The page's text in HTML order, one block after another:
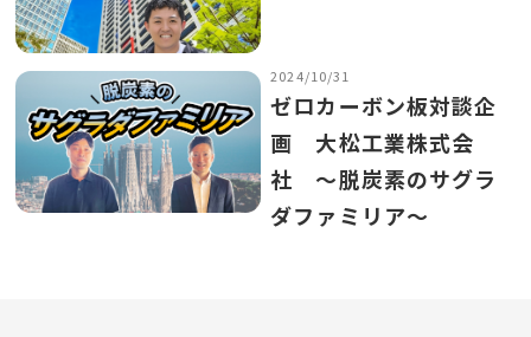
2024/10/31
ゼロカーボン板対談企
画 大松工業株式会
社 ～脱炭素のサグラ
ダファミリア～